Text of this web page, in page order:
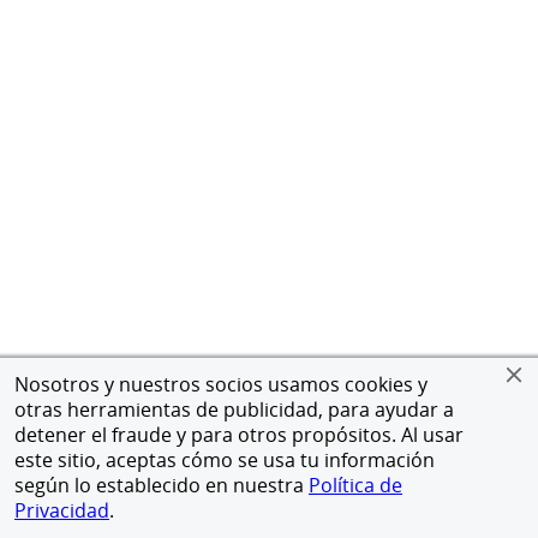
Nosotros y nuestros socios usamos cookies y
otras herramientas de publicidad, para ayudar a
detener el fraude y para otros propósitos. Al usar
este sitio, aceptas cómo se usa tu información
según lo establecido en nuestra Política de
Privacidad.